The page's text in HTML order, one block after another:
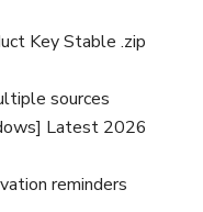
Key Stable .zip
sources
Latest 2026
reminders